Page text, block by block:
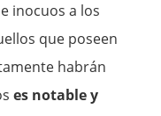
inocuos a los
que poseen
habrán
es notable y